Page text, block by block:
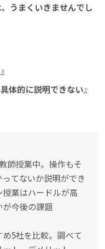
うまくいきませんでし
』
体的に説明できない』
師授業中。操作もそ
てないか説明ができ
業はハードルが高
今後の課題
5社を比較。調べて